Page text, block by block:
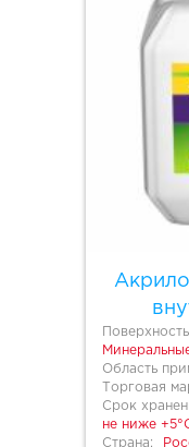
Область
Торговая
Срок
не ниже
Страна: